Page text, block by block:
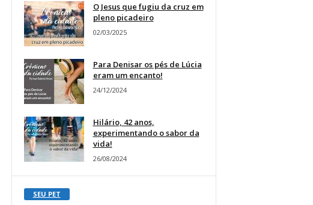
O Jesus que fugiu da cruz em
pleno picadeiro
02/03/2025
Para Denisar os pés de Lúcia
eram um encanto!
24/12/2024
Hilário, 42 anos,
experimentando o sabor da
vida!
26/08/2024
SEU PET